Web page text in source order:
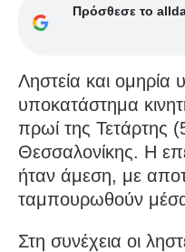
Πρόσθεσε το
Ληστεία και
υποκατάστημα
πρωί της Τετάρτης
Θεσσαλονίκης. Η
ήταν άμεση, με
ταμπουρωθούν
Στη συνέχεια οι